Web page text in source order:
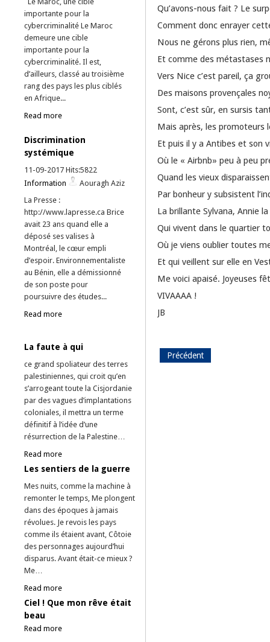
importante pour la
cybercriminalité Le Maroc
demeure une cible
importante pour la
cybercriminalité. Il est,
d’ailleurs, classé au troisième
rang des pays les plus ciblés
en Afrique...
Read more
Discrimination
systémique
11-09-2017 Hits:5822
Information
Aouragh Aziz
La Presse :
http://www.lapresse.ca Brice
avait 23 ans quand elle a
déposé ses valises à
Montréal, le cœur empli
d’espoir. Environnementaliste
au Bénin, elle a démissionné
de son poste pour
poursuivre des études...
Read more
La faute à qui
ce grand spoliateur des terres
palestiniennes, qui croit qu’en
s’arrogeant toute la Cisjordanie
par des vagues d’implantations
coloniales, il mettra un terme
définitif à l’idée d’une
résurrection de la Palestine…
Read more
Les sentiers de la guerre
Mes nuits, comme la machine à
remonter le temps, Me plongent
dans des époques à jamais
révolues. Je revois les pays
comme ils étaient avant, Côtoie
des personnages aujourd’hui
disparus. Avant était-ce mieux ?
Me…
Read more
Ciel ! Que mon rêve était
beau
Read more
Qu’avons-nous fait ? Le
Comment donc enrayer
Nous ne gérons plus rien,
Et comme des métastases
Vers Nice c’est pareil, ça
Des maisons provençales
Sont, c’est sûr, en sursis
Mais après, les promoteurs
Et puis il y a Antibes et son
Où le « Airbnb» peu à peu
Quand les vieux
Par bonheur y subsistent
La brillante Sylvana, Annie
Qui vivent dans le quartier
Où je viens oublier toutes
Et qui veillent sur elle en
Me voici apaisé. Joyeuses
VIVAAAA !
JB
Précédent